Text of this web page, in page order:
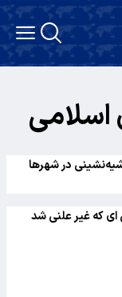
در شهرها
که غیر علنی شد